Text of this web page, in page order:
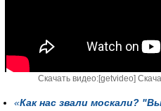
Скачать видео:[getvideo]
«Как нас звали москали?